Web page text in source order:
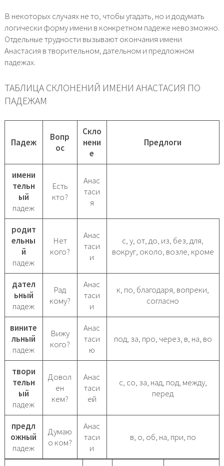
В некоторых случаях не то, чтобы угадать, но и додумать
логически форму имени в конкретном падеже невозможно.
Отдельные трудности вызывают окончания имени
Анастасия в творительном, дательном и предложном
падежах.
ТАБЛИЦА СКЛОНЕНИЙ ИМЕНИ АНАСТАСИЯ ПО
ПАДЕЖАМ
Падеж
Вопр
ос
Скло
нени
е
Предлоги
имени
тельн
ый
падеж
Есть
кто?
Анас
таси
я
родит
ельны
й
падеж
Нет
кого?
Анас
таси
и
с, у, от, до, из, без, для,
вокруг, около, возле, кроме
дател
ьный
падеж
Рад
кому?
Анас
таси
и
к, по, благодаря, вопреки,
согласно
вините
льный
падеж
Вижу
кого?
Анас
таси
ю
под, за, про, через, в, на, во
твори
тельн
ый
падеж
Довол
ен
кем?
Анас
таси
ей
с, со, за, над, под, между,
перед
предл
ожный
падеж
Думаю
о ком?
Анас
таси
и
в, о, об, на, при, по